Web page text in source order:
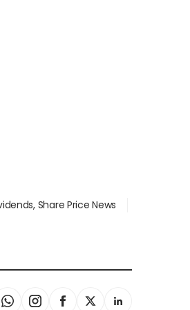
Share Price News